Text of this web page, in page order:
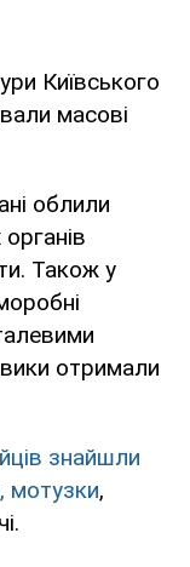
Київського
масові
облили
Також у
отримали
знайшли
мотузки,